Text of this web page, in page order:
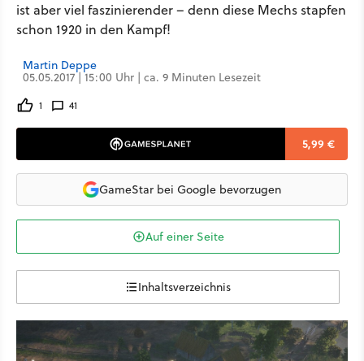
ist aber viel faszinierender – denn diese Mechs stapfen
schon 1920 in den Kampf!
Martin Deppe
05.05.2017 | 15:00 Uhr | ca. 9 Minuten Lesezeit
1 41
5,99 €
GameStar bei Google bevorzugen
Auf einer Seite
Inhaltsverzeichnis